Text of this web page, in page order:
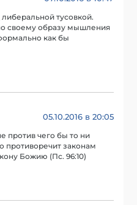
тусовкой.
своему образу мышления
как бы
05.10.2016 в 20:05
против чего бы то ни
противоречит законам
Божию (Пс. 96:10)